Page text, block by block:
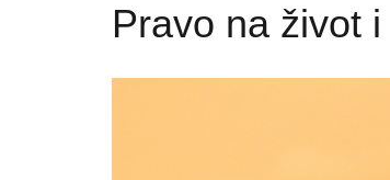
Pravo na život